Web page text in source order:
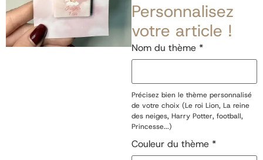
Personnalisez
votre article !
Nom du thème *
Précisez bien le thème personnalisé
de votre choix (Le roi Lion, La reine
des neiges, Harry Potter, football,
Princesse...)
Couleur du thème *